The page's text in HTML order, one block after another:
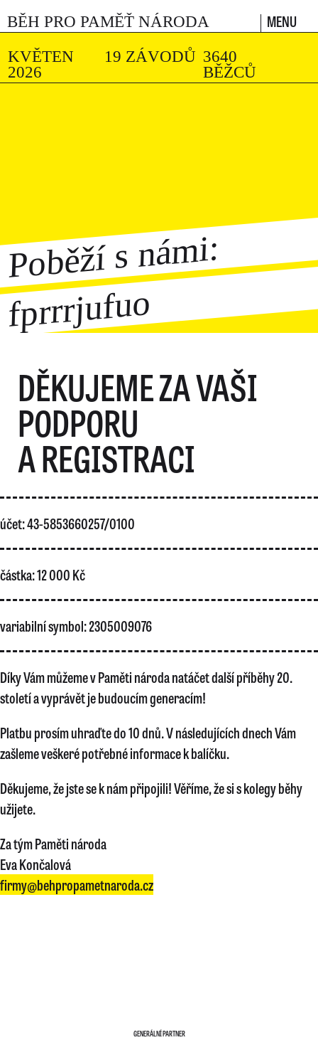
BĚH PRO PAMĚŤ NÁRODA MENU
KVĚTEN
2026
19 ZÁVODŮ 3640
BĚŽCŮ
Poběží s námi:
fprrrjufuo
DĚKUJEME ZA VAŠI
PODPORU
A REGISTRACI
účet: 43-5853660257/0100
částka: 12 000 Kč
variabilní symbol: 2305009076
Díky Vám můžeme v Paměti národa natáčet další příběhy 20.
století a vyprávět je budoucím generacím!
Platbu prosím uhraďte do 10 dnů. V následujících dnech Vám
zašleme veškeré potřebné informace k balíčku.
Děkujeme, že jste se k nám připojili! Věříme, že si s kolegy běhy
užijete.
Za tým Paměti národa
Eva Končalová
firmy@behpropametnaroda.cz
GENERÁLNÍ PARTNER